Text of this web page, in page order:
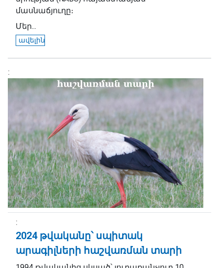
մասնաճյուղը։
Մեր...
ավելին
2024 թվականը՝ սպիտակ
արագիլների հաշվառման տարի